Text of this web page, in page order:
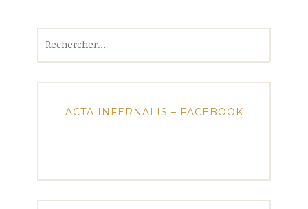
ACTA INFERNALIS – FACEBOOK